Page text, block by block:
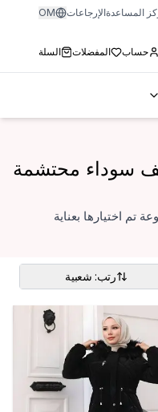
المساعدةالإرجاعات OM
حساب المفضلات السلة
سوداء محتشمة
اختيارها بعناية
رتب: شعبية